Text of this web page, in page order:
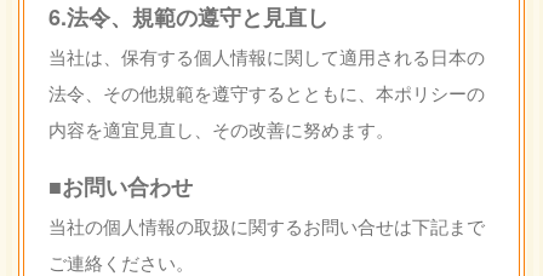
6.法令、規範の遵守と見直し
当社は、保有する個人情報に関して適用される日本の
法令、その他規範を遵守するとともに、本ポリシーの
内容を適宜見直し、その改善に努めます。
■お問い合わせ
当社の個人情報の取扱に関するお問い合せは下記まで
ご連絡ください。